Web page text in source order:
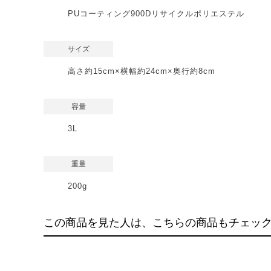
PUコーティング900Dリサイクルポリエステル
サイズ
高さ約15cm×横幅約24cm×奥行約8cm
容量
3L
重量
200g
この商品を見た人は、こちらの商品もチェッ